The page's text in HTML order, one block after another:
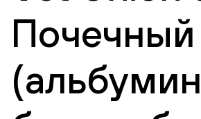
Почечный